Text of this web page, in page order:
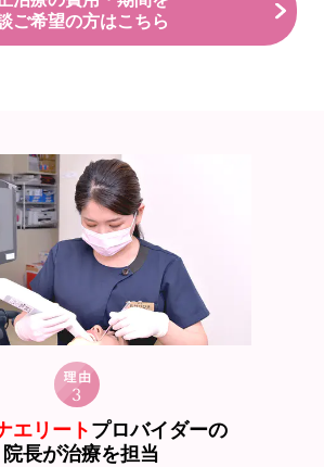
ご希望の方はこちら
エリート プロバイダーの
院長が治療を担当